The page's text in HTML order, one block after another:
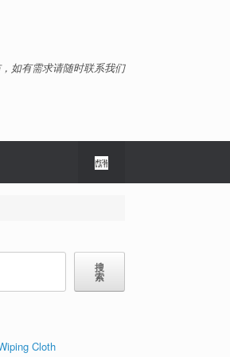
如有需求请随时联系我们
搜
索
Cloth